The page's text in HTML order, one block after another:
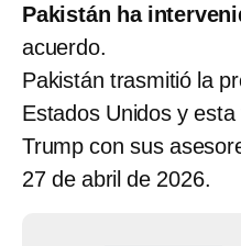
Pakistán ha
acuerdo.
Pakistán trasmitió la
Estados Unidos y
Trump con sus
27 de abril de 2026.